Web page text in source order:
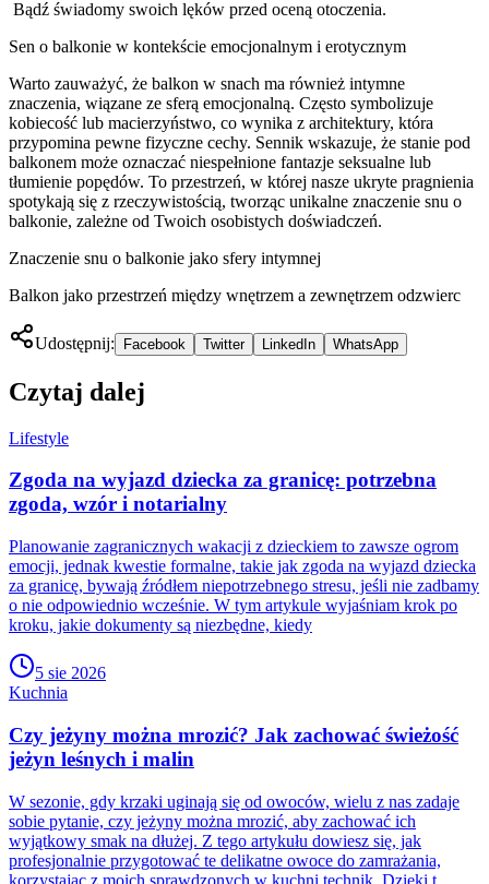
Bądź świadomy swoich lęków przed oceną otoczenia.
Sen o balkonie w kontekście emocjonalnym i erotycznym
Warto zauważyć, że balkon w snach ma również intymne
znaczenia, wiązane ze sferą emocjonalną. Często symbolizuje
kobiecość lub macierzyństwo, co wynika z architektury, która
przypomina pewne fizyczne cechy. Sennik wskazuje, że stanie pod
balkonem może oznaczać niespełnione fantazje seksualne lub
tłumienie popędów. To przestrzeń, w której nasze ukryte pragnienia
spotykają się z rzeczywistością, tworząc unikalne znaczenie snu o
balkonie, zależne od Twoich osobistych doświadczeń.
Znaczenie snu o balkonie jako sfery intymnej
Balkon jako przestrzeń między wnętrzem a zewnętrzem odzwierc
Udostępnij: Facebook Twitter LinkedIn WhatsApp
Czytaj dalej
Lifestyle
Zgoda na wyjazd dziecka za granicę: potrzebna
zgoda, wzór i notarialny
Planowanie zagranicznych wakacji z dzieckiem to zawsze ogrom
emocji, jednak kwestie formalne, takie jak zgoda na wyjazd dziecka
za granicę, bywają źródłem niepotrzebnego stresu, jeśli nie zadbamy
o nie odpowiednio wcześnie. W tym artykule wyjaśniam krok po
kroku, jakie dokumenty są niezbędne, kiedy
5 sie 2026
Kuchnia
Czy jeżyny można mrozić? Jak zachować świeżość
jeżyn leśnych i malin
W sezonie, gdy krzaki uginają się od owoców, wielu z nas zadaje
sobie pytanie, czy jeżyny można mrozić, aby zachować ich
wyjątkowy smak na dłużej. Z tego artykułu dowiesz się, jak
profesjonalnie przygotować te delikatne owoce do zamrażania,
korzystając z moich sprawdzonych w kuchni technik. Dzięki t